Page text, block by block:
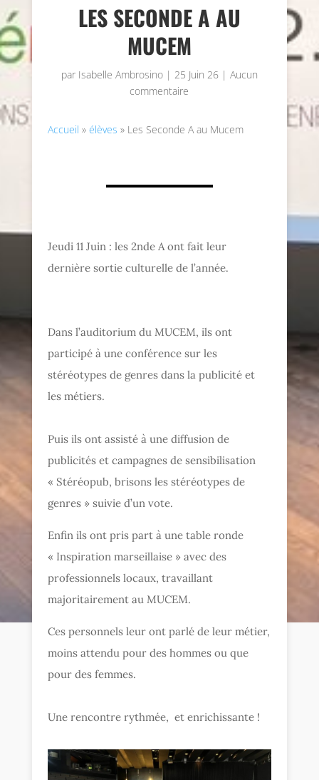
LES SECONDE A AU
MUCEM
par Isabelle Ambrosino| 25 Juin 26| Aucun
commentaire
Accueil »élèves » Les Seconde A au Mucem
Jeudi 11 Juin : les 2nde A ont fait leur
dernière sortie culturelle de l’année.
Dans l’auditorium du MUCEM, ils ont
participé à une conférence sur les
stéréotypes de genres dans la publicité et
les métiers.
Puis ils ont assisté à une diffusion de
publicités et campagnes de sensibilisation
« Stéréopub, brisons les stéréotypes de
genres » suivie d’un vote.
Enfin ils ont pris part à une table ronde
« Inspiration marseillaise » avec des
professionnels locaux, travaillant
majoritairement au MUCEM.
Ces personnels leur ont parlé de leur métier,
moins attendu pour des hommes ou que
pour des femmes.
Une rencontre rythmée, et enrichissante !